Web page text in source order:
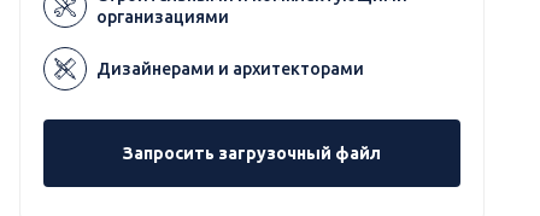
организациями
Дизайнерами и архитекторами
Запросить загрузочный файл